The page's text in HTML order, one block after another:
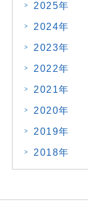
2025年
2024年
2023年
2022年
2021年
2020年
2019年
2018年